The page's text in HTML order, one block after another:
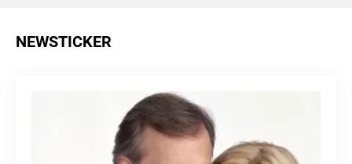
NEWSTICKER